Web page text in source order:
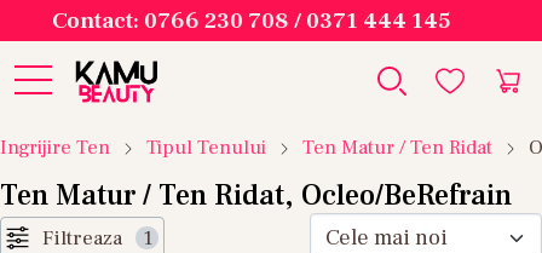
Contact: 0766 230 708 / 0371 444 145
Ingrijire Ten Tipul Tenului Ten Matur / Ten Ridat
Ten Matur / Ten Ridat, Ocleo/BeRefrain
Filtreaza 1